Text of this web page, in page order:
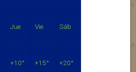
Jue Vie Sáb
+10° +15° +20°